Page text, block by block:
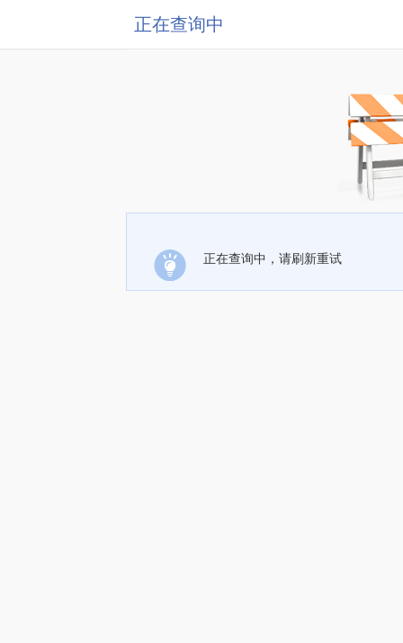
正在查询中
正在查询中，请刷新重试